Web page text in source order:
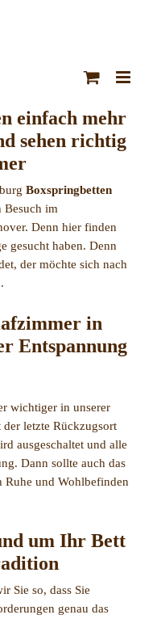
einfach mehr
sehen richtig
Boxspringbetten
Besuch im
Denn hier finden
gesucht haben. Denn
der möchte sich nach
in
Entspannung
wichtiger in unserer
letzte Rückzugsort
ausgeschaltet und alle
Dann sollte auch das
Ruhe und Wohlbefinden
um Ihr Bett
Sie so, dass Sie
genau das